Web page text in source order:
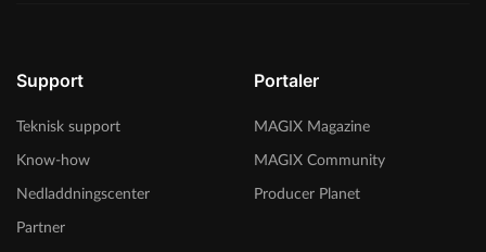
Support
Teknisk support
Know-how
Nedladdningscenter
Partner
Portaler
MAGIX Magazine
MAGIX Community
Producer Planet